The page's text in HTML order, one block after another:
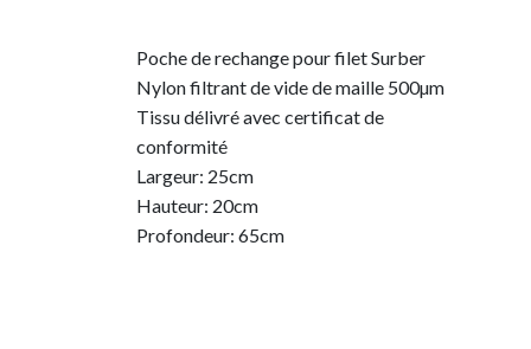
Poche de rechange pour filet Surber
Nylon filtrant de vide de maille 500µm
Tissu délivré avec certificat de
conformité
Largeur: 25cm
Hauteur: 20cm
Profondeur: 65cm